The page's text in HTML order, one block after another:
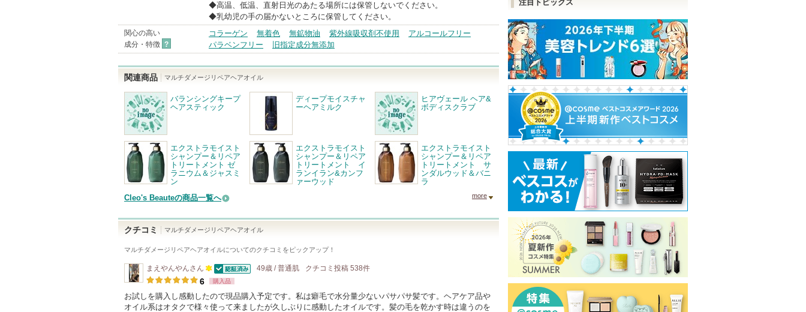
◆高温、低温、直射日光のあたる場所には保管しないでください。
◆乳幼児の手の届かないところに保管してください。
関心の高い
成分・特徴 ?
コラーゲン 無着色 無鉱物油 紫外線吸収剤不使用
アルコールフリー
パラベンフリー
旧指定成分無添加
関連商品 マルチダメージリペアヘアオイル
バランシングキープ
ヘアスティック
ディープモイスチャ
ーヘアミルク
ヒアヴェール ヘア&
ボディスクラブ
エクストラモイスト
シャンプー＆リペア
トリートメント ゼ
ラニウム＆ジャスミ
ン
エクストラモイスト
シャンプー＆リペア
トリートメント イ
ランイラン&カンフ
ァーウッド
エクストラモイスト
シャンプー＆リペア
トリートメント サ
ンダルウッド＆バニ
ラ
Cleo's Beauteの商品一覧へ
more
クチコミ マルチダメージリペアヘアオイル
マルチダメージリペアヘアオイルについてのクチコミをピックアップ！
まえやんやんさん
100
人
以
認証済
49歳 / 普通肌 クチコミ投稿 538件
6 購入品
お試しを購入し感動したので現品購入予定です。私は癖毛で水分量少ないパサパサ髪です。ヘアケア品や
オイル系はオタクで様々使って来ましたが久しぶりに感動したオイルです。髪の毛を乾かす時は違うのを
注目トピックス